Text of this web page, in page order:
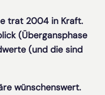
trat 2004 in Kraft.
(Übergansphase
(und die sind
wünschenswert.